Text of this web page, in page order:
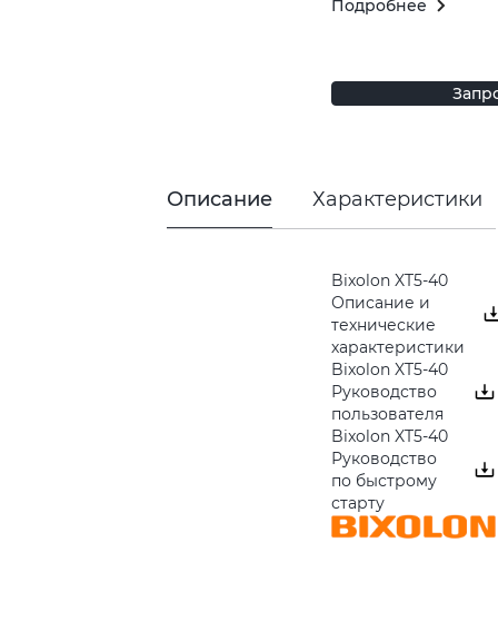
Подробнее
Описание Характеристики
Bixolon XT5-40
Описание и
технические
характеристики
Bixolon XT5-40
Руководство
пользователя
Bixolon XT5-40
Руководство
по быстрому
старту